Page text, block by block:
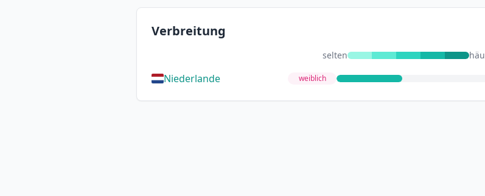
Verbreitung
selten
Niederlande weiblich